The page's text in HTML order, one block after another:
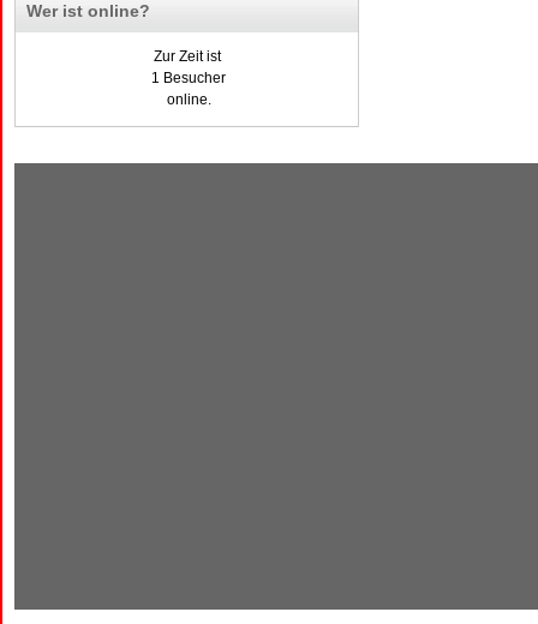
Wer ist online?
Zur Zeit ist
1 Besucher
online.